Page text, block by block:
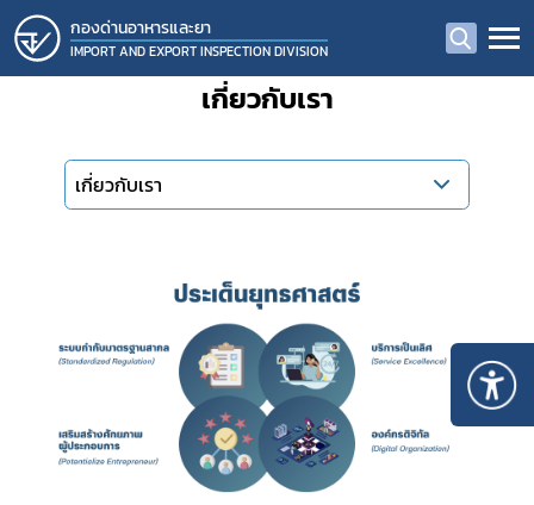
กองด่านอาหารและยา
IMPORT AND EXPORT INSPECTION DIVISION
เกี่ยวกับเรา
เกี่ยวกับเรา